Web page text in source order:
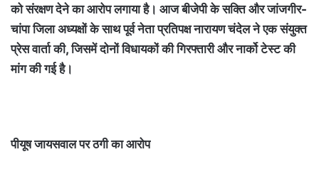
को संरक्षण देने का आरोप लगाया है। आज बीजेपी के सक्ति और जांजगीर-
चांपा जिला अध्यक्षों के साथ पूर्व नेता प्रतिपक्ष नारायण चंदेल ने एक संयुक्त
प्रेस वार्ता की, जिसमें दोनों विधायकों की गिरफ्तारी और नार्को टेस्ट की
मांग की गई है।
पीयूष जायसवाल पर ठगी का आरोप